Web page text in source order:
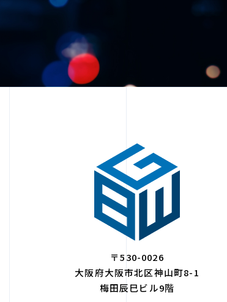
〒530-0026
大阪府大阪市北区神山町8-1
梅田辰巳ビル9階